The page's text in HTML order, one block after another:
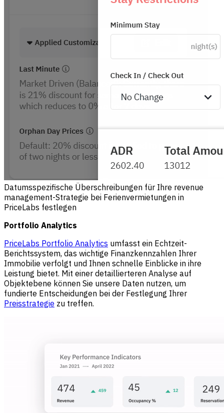
Datumsspezifische Überschreibungen für Ihre revenue
management-Strategie bei Ferienvermietungen in
PriceLabs festlegen
Portfolio Analytics
PriceLabs Portfolio Analytics umfasst ein Echtzeit-
Berichtssystem, das wichtige Finanzkennzahlen Ihrer
Immobilie verfolgt und Ihnen schnelle Einblicke in ihre
Leistung bietet. Mit einer detaillierteren Analyse auf
Objektebene können Sie unsere Daten nutzen, um
fundierte Entscheidungen bei der Festlegung Ihrer
Preisstrategie zu treffen.